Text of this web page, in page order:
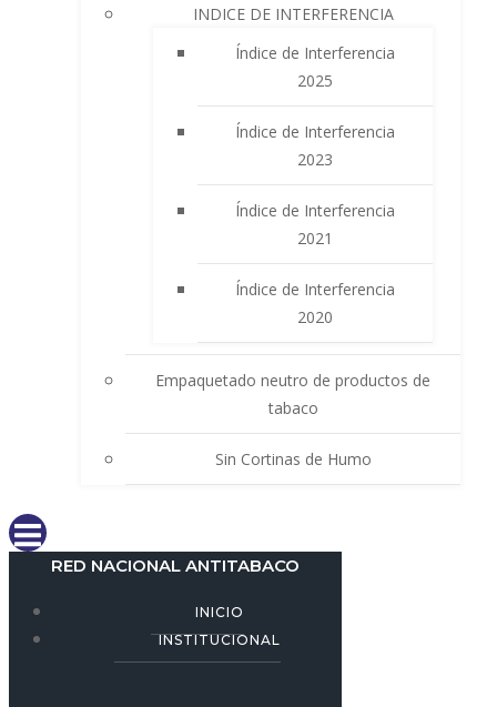
INDICE DE INTERFERENCIA
Índice de Interferencia
2025
Índice de Interferencia
2023
Índice de Interferencia
2021
Índice de Interferencia
2020
Empaquetado neutro de productos de
tabaco
Sin Cortinas de Humo
RED NACIONAL ANTITABACO
INICIO
INSTITUCIONAL